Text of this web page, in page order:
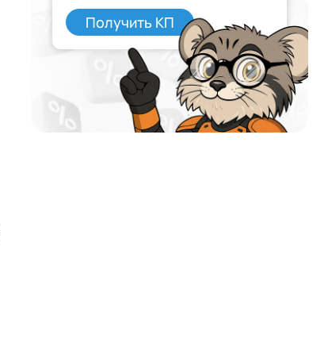
Получить КП